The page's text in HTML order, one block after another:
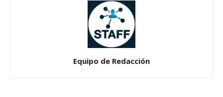
Equipo de Redacción